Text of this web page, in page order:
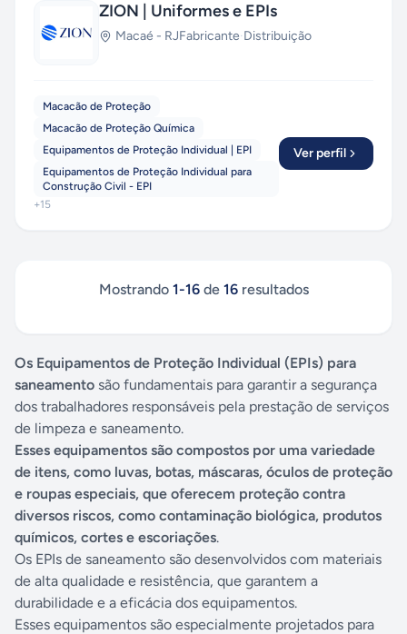
ZION | Uniformes e EPIs
Macaé - RJFabricante·Distribuição
Macacão de Proteção
Macacão de Proteção Química
Equipamentos de Proteção Individual | EPI
Equipamentos de Proteção Individual para
Construção Civil - EPI
+15
Ver perfil
Mostrando 1-16de 16resultados
Os Equipamentos de Proteção Individual (EPIs) para
saneamento são fundamentais para garantir a segurança
dos trabalhadores responsáveis pela prestação de serviços
de limpeza e saneamento.
Esses equipamentos são compostos por uma variedade
de itens, como luvas, botas, máscaras, óculos de proteção
e roupas especiais, que oferecem proteção contra
diversos riscos, como contaminação biológica, produtos
químicos, cortes e escoriações.
Os EPIs de saneamento são desenvolvidos com materiais
de alta qualidade e resistência, que garantem a
durabilidade e a eficácia dos equipamentos.
Esses equipamentos são especialmente projetados para